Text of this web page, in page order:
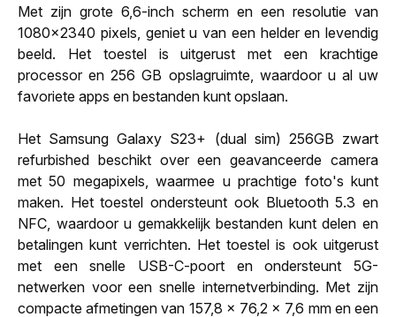
Met zijn grote 6,6-inch scherm en een resolutie van
1080x2340 pixels, geniet u van een helder en levendig
beeld. Het toestel is uitgerust met een krachtige
processor en 256 GB opslagruimte, waardoor u al uw
favoriete apps en bestanden kunt opslaan.
Het Samsung Galaxy S23+ (dual sim) 256GB zwart
refurbished beschikt over een geavanceerde camera
met 50 megapixels, waarmee u prachtige foto's kunt
maken. Het toestel ondersteunt ook Bluetooth 5.3 en
NFC, waardoor u gemakkelijk bestanden kunt delen en
betalingen kunt verrichten. Het toestel is ook uitgerust
met een snelle USB-C-poort en ondersteunt 5G-
netwerken voor een snelle internetverbinding. Met zijn
compacte afmetingen van 157,8 x 76,2 x 7,6 mm en een